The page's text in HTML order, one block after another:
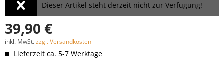
Dieser Artikel steht derzeit nicht zur Verfügung!
39,90 €
inkl. MwSt.zzgl. Versandkosten
Lieferzeit ca. 5-7 Werktage